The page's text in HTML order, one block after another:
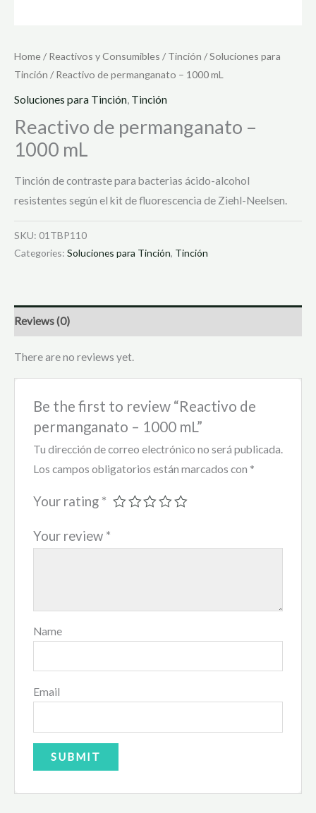
Home/Reactivos y Consumibles /Tinción /Soluciones para
Tinción / Reactivo de permanganato – 1000 mL
Soluciones para Tinción Tinción
Reactivo de permanganato –
1000 mL
Tinción de contraste para bacterias ácido-alcohol
resistentes según el kit de fluorescencia de Ziehl-Neelsen.
SKU: 01TBP110
Categories: Soluciones para Tinción, Tinción
Reviews (0)
There are no reviews yet.
Be the first to review “Reactivo de
permanganato – 1000 mL”
Tu dirección de correo electrónico no será publicada.
Los campos obligatorios están marcados con *
Your rating *
Your review *
Name
Email